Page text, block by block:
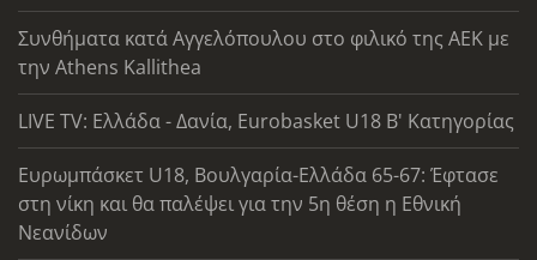
Συνθήματα κατά Αγγελόπουλου στο φιλικό της ΑΕΚ με
την Athens Kallithea
LIVE TV: Ελλάδα - Δανία, Eurobasket U18 Β' Κατηγορίας
Ευρωμπάσκετ U18, Βουλγαρία-Ελλάδα 65-67: Έφτασε
στη νίκη και θα παλέψει για την 5η θέση η Εθνική
Νεανίδων